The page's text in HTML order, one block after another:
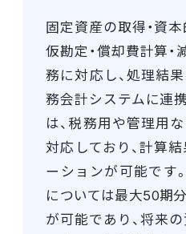
固定資産の取得・資本
仮勘定・償却費計算・
務に対応し、処理結
務会計システムに連
は、税務用や管理用
対応しており、計算
ーションが可能です
については最大50期
が可能であり、将来